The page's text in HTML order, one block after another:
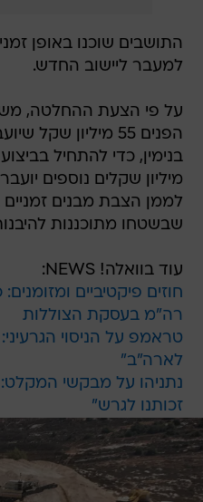
התושבים שוכנו באופן
למעבר ליישוב החדש.
על פי הצעת ההחלטה,
הפנים 55 מיליון
בנימין, כדי להתחיל
מיליון שקלים נוספים
לממן הצבת מבנים
שבשטחו מתוכננות להיבנות 102 יחידות
עוד בוואלה! NEWS:
חוזים פיקטיביים
רה"מ בעסקת הצוללות
טראמפ על הניסוי
לארה"ב"
נתניהו על מבקשי
זכותנו לגרש"